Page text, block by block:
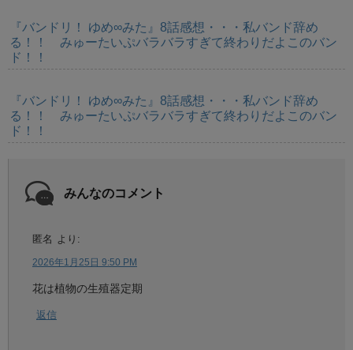
『バンドリ！ ゆめ∞みた』8話感想・・・私バンド辞め
る！！ みゅーたいぷバラバラすぎて終わりだよこのバン
ド！！
『バンドリ！ ゆめ∞みた』8話感想・・・私バンド辞め
る！！ みゅーたいぷバラバラすぎて終わりだよこのバン
ド！！
みんなのコメント
匿名 より:
2026年1月25日 9:50 PM
花は植物の生殖器定期
返信